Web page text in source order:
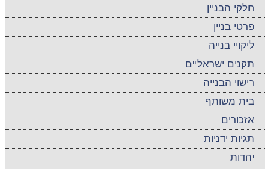
חלקי הבניין
פרטי בניין
ליקויי בנייה
תקנים ישראליים
רישוי הבנייה
בית משותף
אזכורים
תגיות ידניות
יהדות